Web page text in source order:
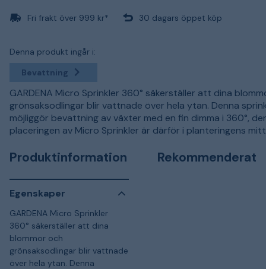
Fri frakt över 999 kr* 30 dagars öppet köp
Denna produkt ingår i:
Bevattning
GARDENA Micro Sprinkler 360° säkerställer att dina
grönsaksodlingar blir vattnade över hela ytan. Denna
möjliggör bevattning av växter med en fin dimma i 360°,
placeringen av Micro Sprinkler är därför i planteringens
Produktinformation
Egenskaper
GARDENA Micro Sprinkler
360° säkerställer att dina
blommor och
grönsaksodlingar blir vattnade
över hela ytan. Denna
Rekommenderat